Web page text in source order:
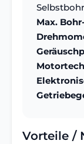
Max.
Vorteile /